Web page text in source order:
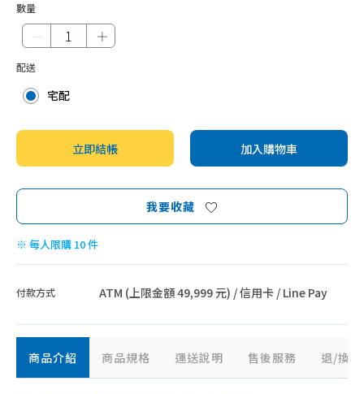
數量
＋
配送
宅配
立即結帳 加入購物車
我要收藏
※ 每人限購 10 件
付款方式 ATM (上限金額 49,999 元) / 信用卡 / Line Pay
商品介紹 商品規格 運送說明 售後服務 退/換